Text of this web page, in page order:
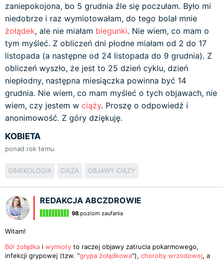
zaniepokojona, bo 5 grudnia źle się poczułam. Było mi
niedobrze i raz wymiotowałam, do tego bolał mnie
żołądek, ale nie miałam biegunki. Nie wiem, co mam o
tym myśleć. Z obliczeń dni płodne miałam od 2 do 17
listopada (a następne od 24 listopada do 9 grudnia). Z
obliczeń wyszło, że jest to 25 dzień cyklu, dzień
niepłodny, następna miesiączka powinna być 14
grudnia. Nie wiem, co mam myśleć o tych objawach, nie
wiem, czy jestem w ciąży. Proszę o odpowiedź i
anonimowość. Z góry dziękuję.
KOBIETA
ponad rok temu
GINEKOLOGIA CIĄŻA OBJAWY CIĄŻY
REDAKCJA ABCZDROWIE
98 poziom zaufania
Witam!
Ból żołądka i wymioty to raczej objawy zatrucia pokarmowego,
infekcji grypowej (tzw. "grypa żołądkowa"), choroby wrzodowej, a